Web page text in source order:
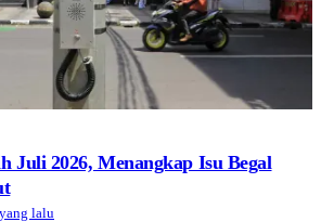
Juli 2026, Menangkap Isu Begal
lalu